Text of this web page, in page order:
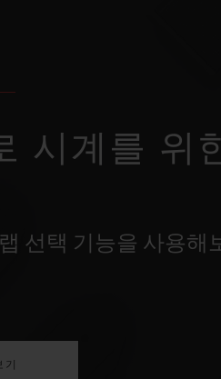
시계를 위
선택 기능을 사용해